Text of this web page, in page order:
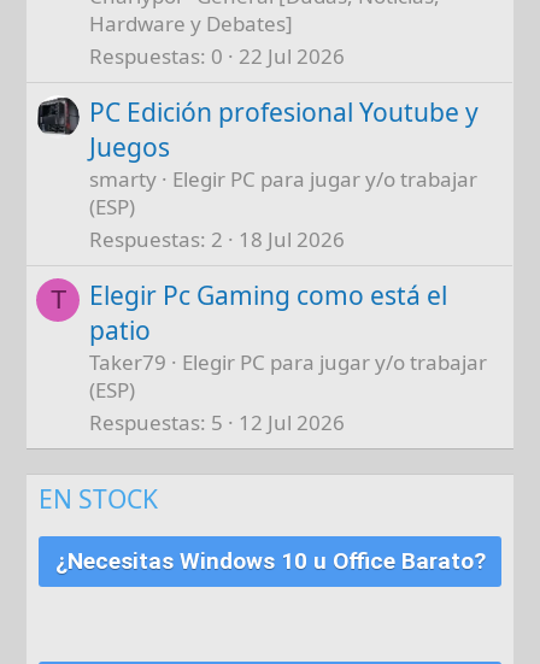
Hardware y Debates]
Respuestas 0 22 Jul 2026
PC Edición profesional Youtube y
Juegos
smarty
Elegir PC para jugar y/o trabajar
(ESP)
Respuestas 2 18 Jul 2026
T
Elegir Pc Gaming como está el
patio
Taker79
Elegir PC para jugar y/o trabajar
(ESP)
Respuestas 5 12 Jul 2026
EN STOCK
¿Necesitas Windows 10 u Office Barato?